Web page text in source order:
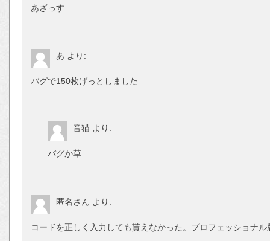
あざっす
あ より:
バグで150枚げっとしました
音猫 より:
バグか草
匿名さん より:
コードを正しく入力しても貰えなかった。プロフェッショナ